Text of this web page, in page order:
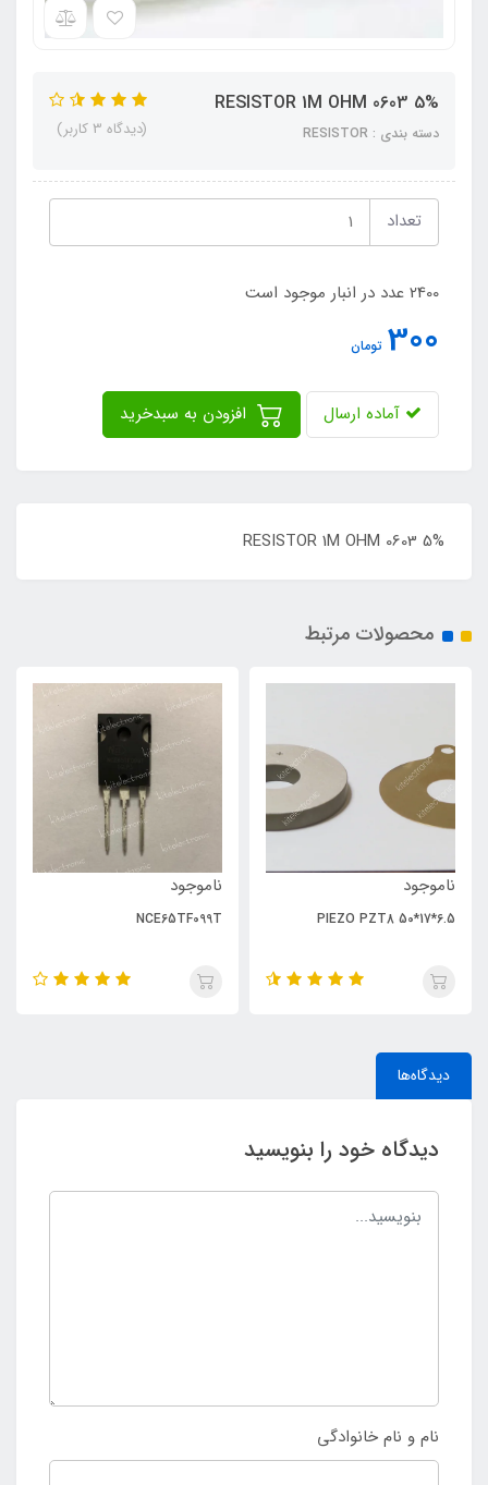
RESISTOR 1M OHM 0603 5%
دسته بندی : RESISTOR (دیدگاه 3 کاربر)
تعداد
2400 عدد در انبار موجود است
300 تومان
آماده ارسال
RESISTOR 1M OHM 0603 5%
محصولات مرتبط
ناموجود
PIEZO PZT8 50*17*6.5
ناموجود
NCE65TF099T
دیدگاه‌ها
دیدگاه خود را بنویسید
نام و نام خانوادگی